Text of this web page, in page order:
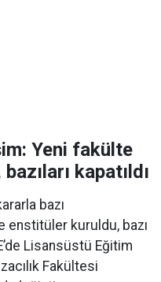
Yeni fakülte
kapatıldı
bazı
kuruldu, bazı
Lisansüstü Eğitim
Fakültesi